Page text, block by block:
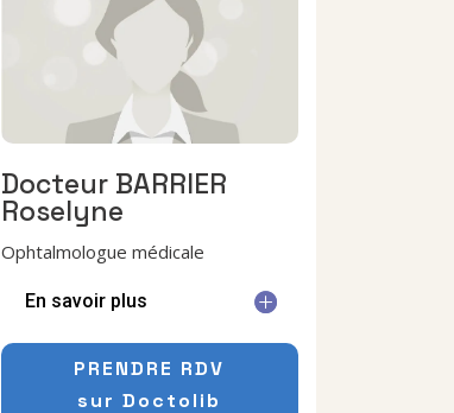
Docteur BARRIER
Roselyne
Ophtalmologue médicale
En savoir plus
PRENDRE RDV
sur Doctolib